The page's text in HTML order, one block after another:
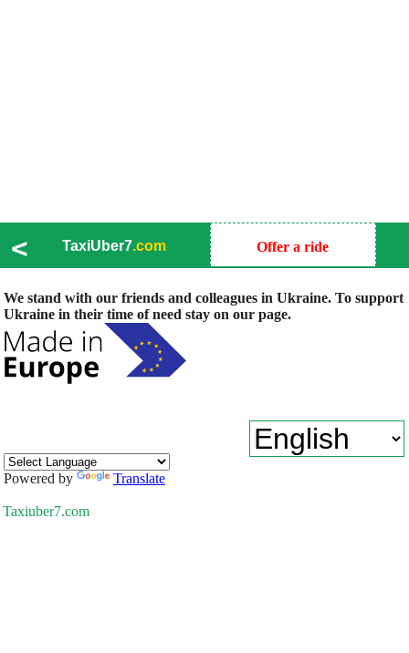
< TaxiUber7.com Offer a ride
We stand with our friends and colleagues in Ukraine. To support
Ukraine in their time of need stay on our page.
Powered by Translate
Taxiuber7.com